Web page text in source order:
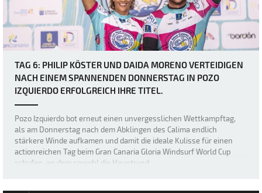
TAG 6: PHILIP KÖSTER UND DAIDA MORENO VERTEIDIGEN
NACH EINEM SPANNENDEN DONNERSTAG IN POZO
IZQUIERDO ERFOLGREICH IHRE TITEL.
Pozo Izquierdo bot erneut einen unvergesslichen Wettkampftag,
als am Donnerstag nach dem Abklingen des Calima endlich
stärkere Winde aufkamen und damit die ideale Kulisse für einen
actionreichen Tag beim Gran Canaria Gloria Windsurf World Cup
schufen, an dem sowohl die Hauptrund…